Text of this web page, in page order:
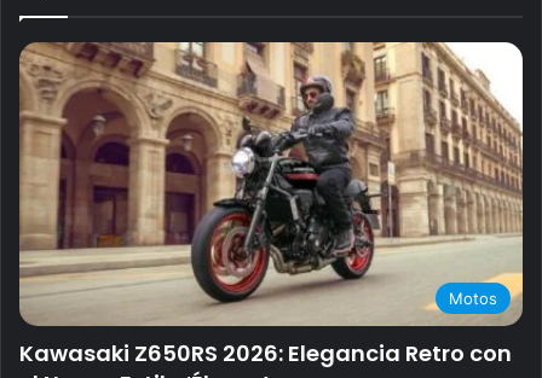
Motos
Kawasaki Z650RS 2026: Elegancia Retro con